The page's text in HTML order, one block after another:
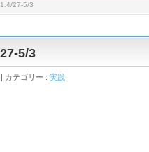
27-5/3
5/3
カテゴリー : 実践